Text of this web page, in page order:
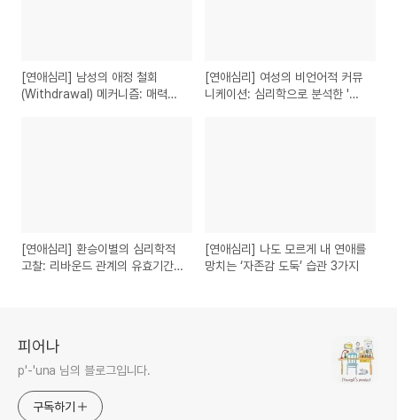
[연애심리] 남성의 애정 철회
(Withdrawal) 메커니즘: 매력을
[연애심리] 여성의 비언어적 커뮤
니케이션: 심리학으로 분석한 '간
[연애심리] 환승이별의 심리학적
고찰: 리바운드 관계의 유효기간
[연애심리] 나도 모르게 내 연애를
망치는 ‘자존감 도둑’ 습관 3가지
피어나
p'-'una 님의 블로그입니다.
구독하기